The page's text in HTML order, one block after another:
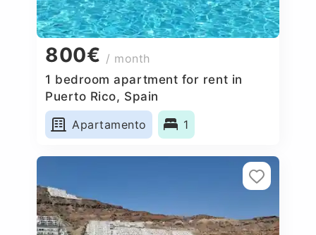
800€ / month
1 bedroom apartment for rent in
Puerto Rico, Spain
Apartamento
1